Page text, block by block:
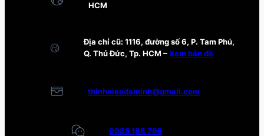
HCM
Địa chỉ cũ: 1116, đường số 6, P. Tam Phú,
Q. Thủ Đức, Tp. HCM –Xem bản đồ
thinhviendaminh@gmail.com
0985 188 795